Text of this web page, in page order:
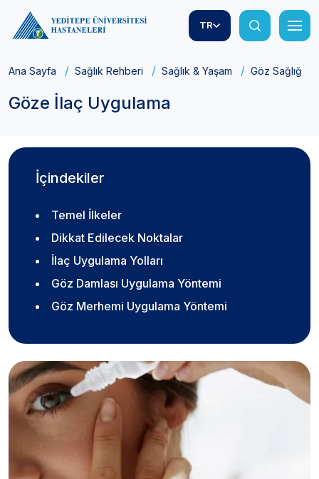
TR
Ana Sayfa Sağlık Rehberi Sağlık & Yaşam Göz Sağlığı
Göze İlaç Uygulama
İçindekiler
Temel İlkeler
Dikkat Edilecek Noktalar
İlaç Uygulama Yolları
Göz Damlası Uygulama Yöntemi
Göz Merhemi Uygulama Yöntemi